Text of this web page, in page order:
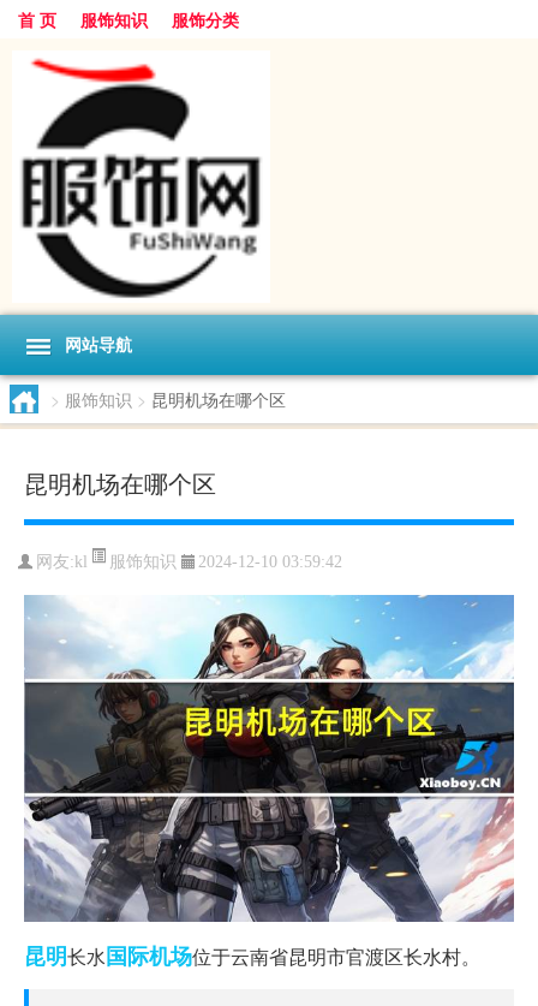
首 页 服饰知识 服饰分类
网站导航
> 服饰知识 > 昆明机场在哪个区
昆明机场在哪个区
网友: kl 服饰知识 2024-12-10 03:59:42
昆明长水国际机场位于云南省昆明市官渡区长水村。